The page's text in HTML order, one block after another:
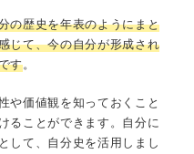
の歴史を年表のようにまと
じて、今の自分が形成され
す。
や価値観を知っておくこと
ることができます。自分に
して、自分史を活用しまし